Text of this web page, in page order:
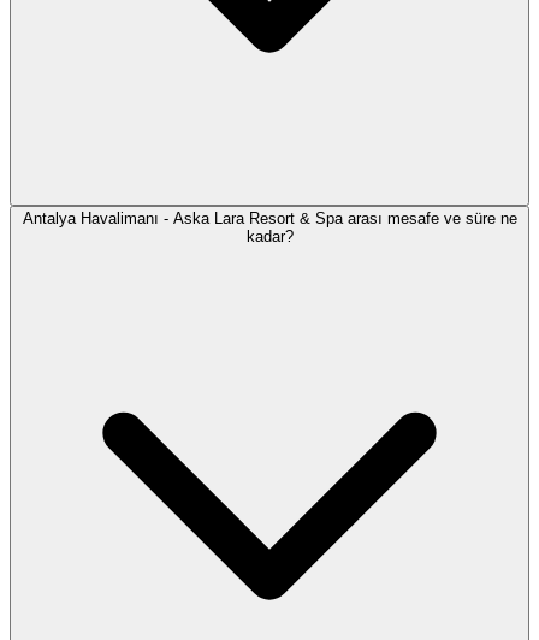
Antalya Havalimanı - Aska Lara Resort & Spa arası mesafe ve süre ne
kadar?